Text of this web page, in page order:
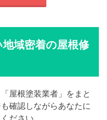
域密着の屋根修
屋根塗装業者」をまと
確認しながらあなたに
ださい。